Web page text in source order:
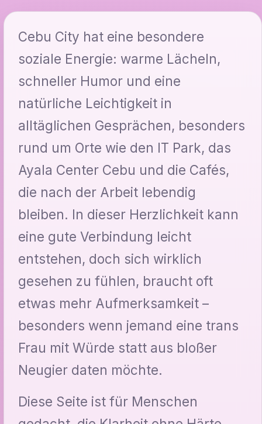
Cebu City hat eine besondere
soziale Energie: warme Lächeln,
schneller Humor und eine
natürliche Leichtigkeit in
alltäglichen Gesprächen, besonders
rund um Orte wie den IT Park, das
Ayala Center Cebu und die Cafés,
die nach der Arbeit lebendig
bleiben. In dieser Herzlichkeit kann
eine gute Verbindung leicht
entstehen, doch sich wirklich
gesehen zu fühlen, braucht oft
etwas mehr Aufmerksamkeit –
besonders wenn jemand eine trans
Frau mit Würde statt aus bloßer
Neugier daten möchte.
Diese Seite ist für Menschen